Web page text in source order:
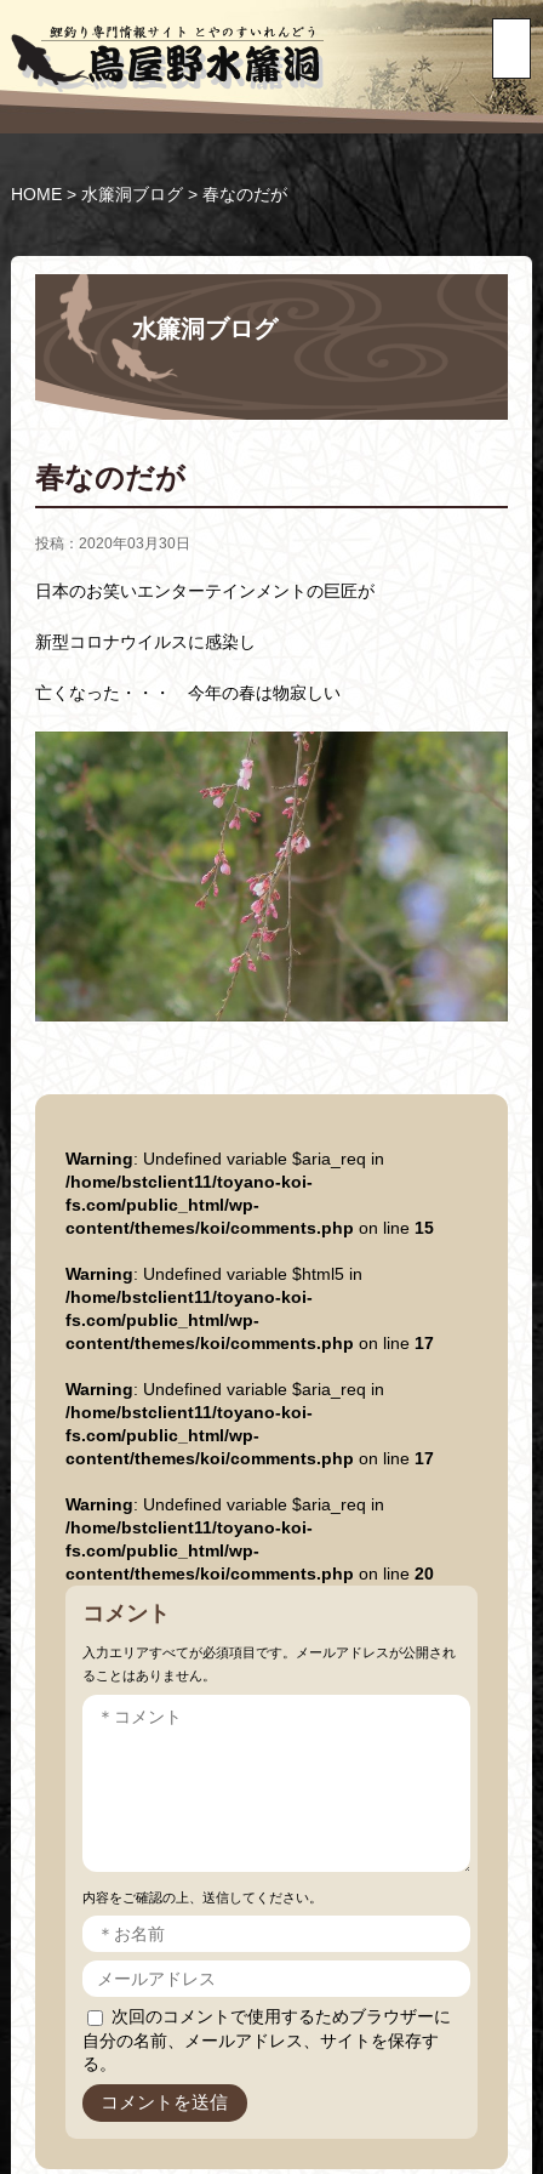
HOME> 水簾洞ブログ> 春なのだが
水簾洞ブログ
春なのだが
投稿：2020年03月30日
日本のお笑いエンターテインメントの巨匠が
新型コロナウイルスに感染し
亡くなった・・・ 今年の春は物寂しい
Warning: Undefined variable $aria_req in
/home/bstclient11/toyano-koi-
fs.com/public_html/wp-
content/themes/koi/comments.php on line 15
Warning: Undefined variable $html5 in
/home/bstclient11/toyano-koi-
fs.com/public_html/wp-
content/themes/koi/comments.php on line 17
Warning: Undefined variable $aria_req in
/home/bstclient11/toyano-koi-
fs.com/public_html/wp-
content/themes/koi/comments.php on line 17
Warning: Undefined variable $aria_req in
/home/bstclient11/toyano-koi-
fs.com/public_html/wp-
content/themes/koi/comments.php on line 20
コメント
入力エリアすべてが必須項目です。メールアドレスが公開され
ることはありません。
内容をご確認の上、送信してください。
次回のコメントで使用するためブラウザーに
自分の名前、メールアドレス、サイトを保存す
る。